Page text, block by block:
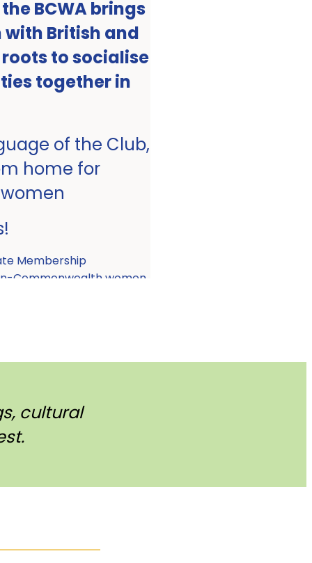
BCWA brings
British and
to socialise
together in
of the Club,
home for
Membership
Commonwealth women.
cultural